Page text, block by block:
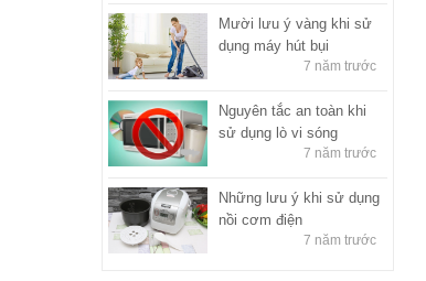
Mười lưu ý vàng khi sử
dụng máy hút bụi
7 năm trước
Nguyên tắc an toàn khi
sử dụng lò vi sóng
7 năm trước
Những lưu ý khi sử dụng
nồi cơm điện
7 năm trước